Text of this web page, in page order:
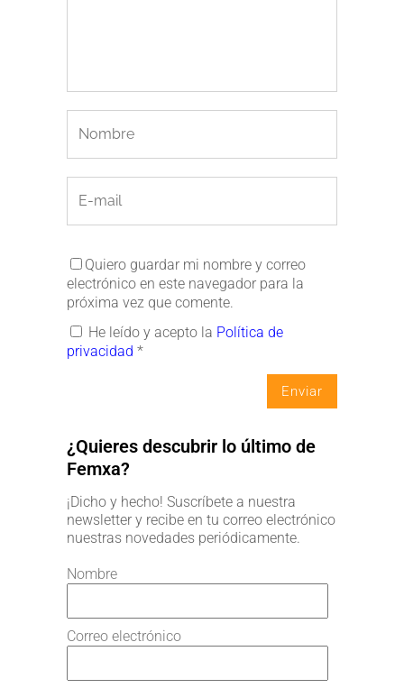
Quiero guardar mi nombre y correo
electrónico en este navegador para la
próxima vez que comente.
He leído y acepto la Política de
privacidad *
¿Quieres descubrir lo último de
Femxa?
¡Dicho y hecho! Suscríbete a nuestra
newsletter y recibe en tu correo electrónico
nuestras novedades periódicamente.
Nombre
Correo electrónico